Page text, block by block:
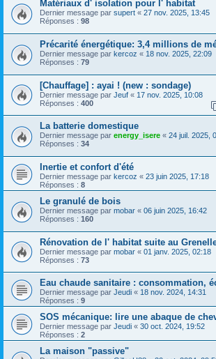
Matériaux d' isolation pour l' habitat
Dernier message par supert « 27 nov. 2025, 13:45
Réponses : 98
Précarité énergétique: 3,4 millions de
Dernier message par kercoz « 18 nov. 2025, 22:09
Réponses : 79
[Chauffage] : ayai ! (new : sondage)
Dernier message par Jeuf « 17 nov. 2025, 10:08
Réponses : 400
La batterie domestique
Dernier message par energy_isere « 24 juil. 2025,
Réponses : 34
Inertie et confort d'été
Dernier message par kercoz « 23 juin 2025, 17:18
Réponses : 8
Le granulé de bois
Dernier message par mobar « 06 juin 2025, 16:42
Réponses : 160
Rénovation de l' habitat suite au
Dernier message par mobar « 01 janv. 2025, 02:18
Réponses : 73
Eau chaude sanitaire : consommation,
Dernier message par Jeudi « 18 nov. 2024, 14:31
Réponses : 9
SOS mécanique: lire une abaque de
Dernier message par Jeudi « 30 oct. 2024, 19:52
Réponses : 2
La maison "passive"